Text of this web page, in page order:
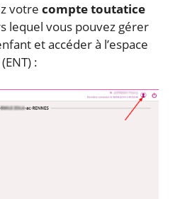
votre compte toutatice
lequel vous pouvez gérer
et accéder à l’espace
: